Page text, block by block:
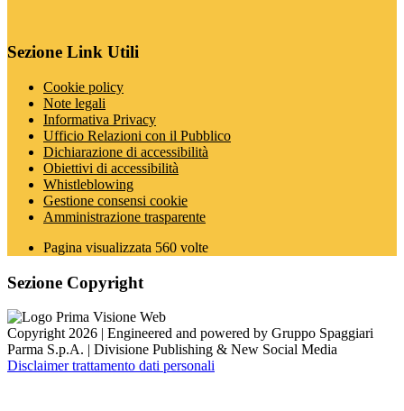
Sezione Link Utili
Cookie policy
Note legali
Informativa Privacy
Ufficio Relazioni con il Pubblico
Dichiarazione di accessibilità
Obiettivi di accessibilità
Whistleblowing
Gestione consensi cookie
Amministrazione trasparente
Pagina visualizzata 560 volte
Sezione Copyright
Copyright 2026 | Engineered and powered by Gruppo Spaggiari
Parma S.p.A. | Divisione Publishing & New Social Media
Disclaimer trattamento dati personali